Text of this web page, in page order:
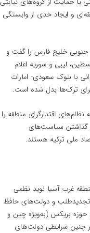
و ایجاد حدی از وابستگی
جنوبی خلیج فارس را گفت و
لیبی و سوریه اعلام
اخوانی با بلوک سعودی- امارات
ترک‌ها بدل شده است.
اقتدارگرای منطقه را
گذاشتن سیاست‌های
ملی ترکیه هستند.
غرب آسیا نوید نظمی
تجدیدطلب و دولت‌های حافظ
بریکس (به‌ویژه چین و
چنین شرایطی دولت‌های